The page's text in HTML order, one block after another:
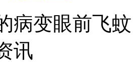
病变眼前飞
讯